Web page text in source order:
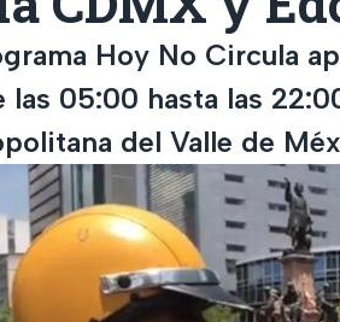
Hoy No Circula
las 05:00 hasta las
del Valle de